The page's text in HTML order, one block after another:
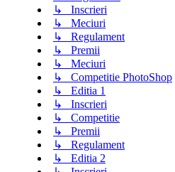
↳ Inscrieri
↳ Meciuri
↳ Regulament
↳ Premii
↳ Meciuri
↳ Competitie PhotoShop
↳ Editia 1
↳ Inscrieri
↳ Competitie
↳ Premii
↳ Regulament
↳ Editia 2